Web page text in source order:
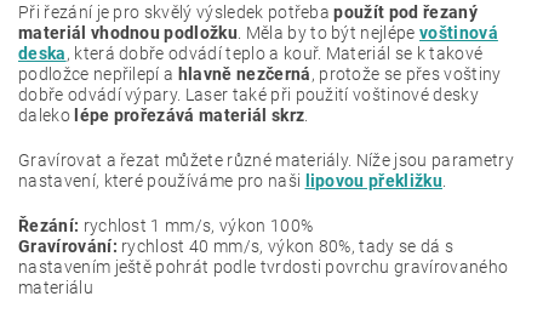
Při řezání je pro skvělý výsledek potřebapoužít pod řezaný
materiál vhodnou podložku . Měla by to být nejlépevoštinová
deska, která dobře odvádí teplo a kouř. Materiál se k takové
podložce nepřilepí a hlavně nezčerná, protože se přes voštiny
dobře odvádí výpary. Laser také při použití voštinové desky
daleko lépe prořezává materiál skrz
Gravírovat a řezat můžete různé materiály. Níže jsou parametry
nastavení, které používáme pro naši lipovou překližku.
Řezání: rychlost 1 mm/s, výkon 100%
Gravírování: rychlost 40 mm/s, výkon 80%, tady se dá s
nastavením ještě pohrát podle tvrdosti povrchu gravírovaného
materiálu